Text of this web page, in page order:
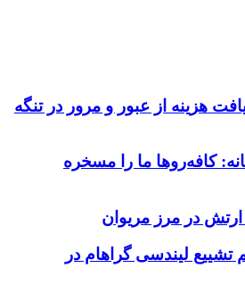
هزینه از عبور و مرور در تنگه
کافه‌روها ما را مسخره
در مرز مریوان
تشییع لیندسی گراهام در